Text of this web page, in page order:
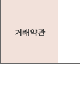
거래약관